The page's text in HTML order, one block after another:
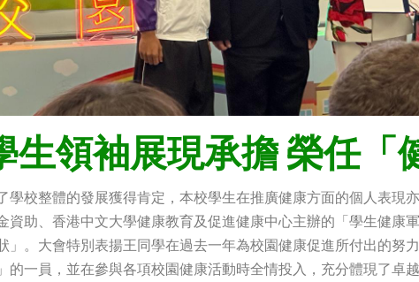
生領袖展現承擔 榮任「
學校整體的發展獲得肯定，本校學生在推廣健康方面的個人表現亦
資助、香港中文大學健康教育及促進健康中心主辦的「學生健康
」。大會特別表揚王同學在過去一年為校園健康促進所付出的努
的一員，並在參與各項校園健康活動時全情投入，充分體現了卓